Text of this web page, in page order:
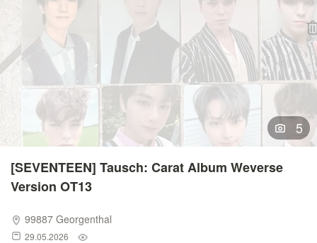
Anzeige aufgeben
5
[SEVENTEEN] Tausch: Carat Album Weverse
Version OT13
99887 Georgenthal
29.05.2026